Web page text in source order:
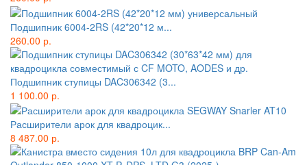
Подшипник 6004-2RS (42*20*12 м...
260.00 р.
Подшипник ступицы DAC306342 (3...
1 100.00 р.
Расширители арок для квадроцик...
8 487.00 р.